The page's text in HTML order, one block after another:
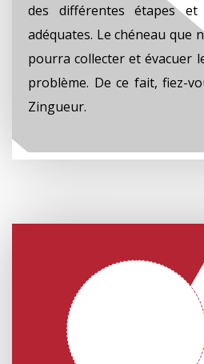
des différentes étapes et
adéquates. Le chéneau que
pourra collecter et évacuer
problème. De ce fait, fiez-
Zingueur.